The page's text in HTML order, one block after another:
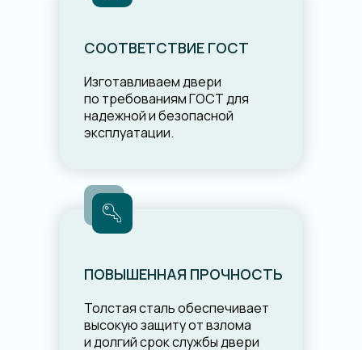
СООТВЕТСТВИЕ ГОСТ
Изготавливаем двери
по требованиям ГОСТ для
надежной и безопасной
эксплуатации.
ПОВЫШЕННАЯ ПРОЧНОСТЬ
Толстая сталь обеспечивает
высокую защиту от взлома
и долгий срок службы двери